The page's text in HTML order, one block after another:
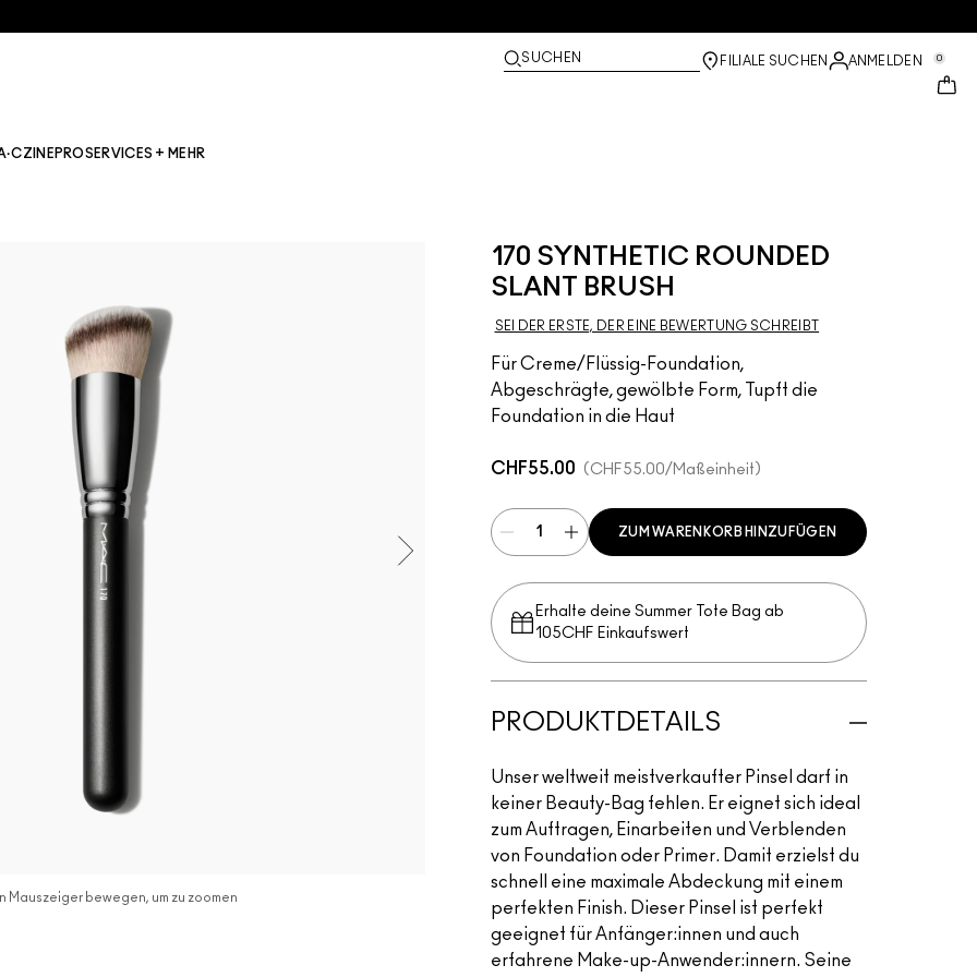
SUCHEN FILIALE SUCHEN ANMELDEN 0
PROSERVICES + MEHR
170 SYNTHETIC ROUNDED
SLANT BRUSH
SEI DER ERSTE, DER EINE BEWERTUNG SCHREIBT
Für Creme/Flüssig-Foundation,
Abgeschrägte, gewölbte Form, Tupft die
Foundation in die Haut
Mauszeiger bewegen, um zu zoomen
CHF55.00 CHF55.00/Maßeinheit
ZUM WARENKORB HINZUFÜGEN
Erhalte deine Summer Tote Bag ab
105CHF Einkaufswert​
PRODUKTDETAILS
Unser weltweit meistverkaufter Pinsel darf in
keiner Beauty-Bag fehlen. Er eignet sich ideal
zum Auftragen, Einarbeiten und Verblenden
von Foundation oder Primer. Damit erzielst du
schnell eine maximale Abdeckung mit einem
perfekten Finish. Dieser Pinsel ist perfekt
geeignet für Anfänger:innen und auch
erfahrene Make-up-Anwender:innern. Seine